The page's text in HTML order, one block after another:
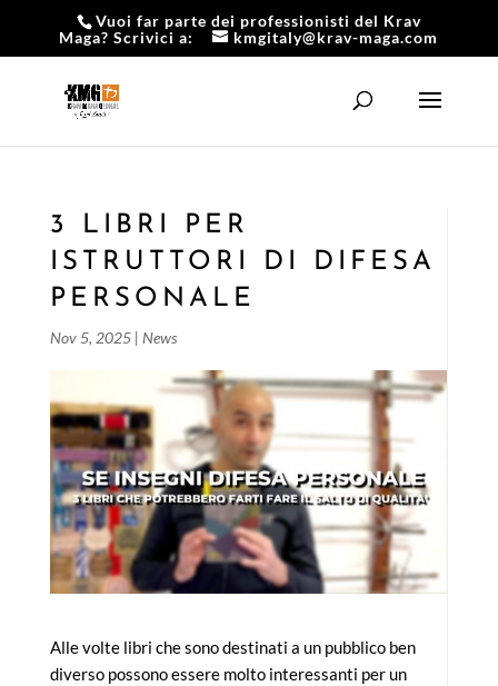
Vuoi far parte dei professionisti del Krav
Maga? Scrivici a:
kmgitaly@krav-maga.com
3 LIBRI PER
ISTRUTTORI DI DIFESA
PERSONALE
Nov 5, 2025| News
Alle volte libri che sono destinati a un pubblico ben
diverso possono essere molto interessanti per un